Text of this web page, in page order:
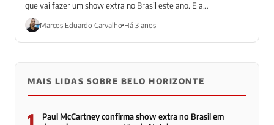
que vai fazer um show extra no Brasil este ano. E a
confirmação...
Marcos Eduardo Carvalho Há 3 anos
MAIS LIDAS SOBRE BELO HORIZONTE
1
Paul McCartney confirma show extra no Brasil em